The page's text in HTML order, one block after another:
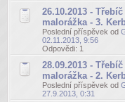
26.10.2013 -
malorážka - 3.
Poslední příspěvek od
02.11.2013, 9:56
Odpovědi: 1
28.09.2013 -
malorážka - 2.
Poslední příspěvek od
27.9.2013, 0:31